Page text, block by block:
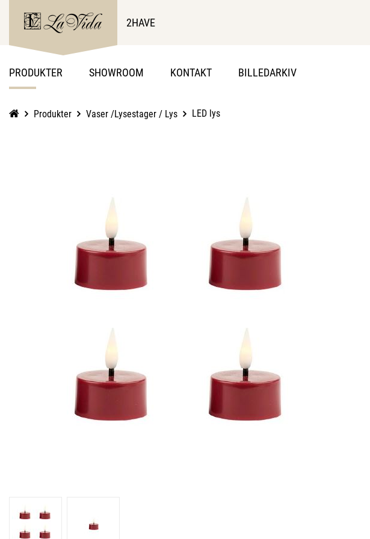
2HAVE
PRODUKTER SHOWROOM KONTAKT BILLEDARKIV
Produkter Vaser /Lysestager / Lys LED lys